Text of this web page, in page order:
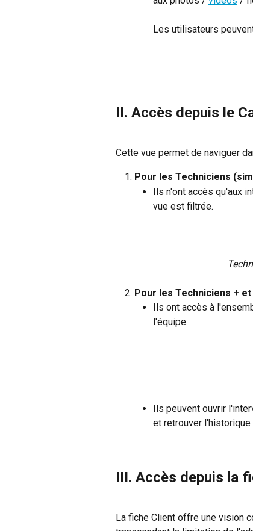
Les utilisateurs
II. Accès depuis le
Cette vue permet de naviguer
Pour les Techniciens
Ils n'ont accès qu'aux
vue est filtrée.
Pour les Techniciens +
Ils ont accès à
l'équipe.
Ils peuvent ouvrir
et retrouver
III. Accès depuis la
La fiche Client offre une vision